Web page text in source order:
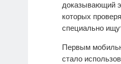
доказывающий
которых
специально
Первым
стало